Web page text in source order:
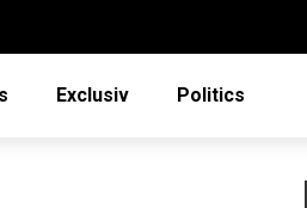
Exclusiv Politics